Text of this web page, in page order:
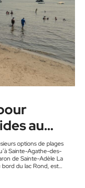
au
options de plages
Sainte-Agathe-des-
de Sainte-Adèle La
du lac Rond, est